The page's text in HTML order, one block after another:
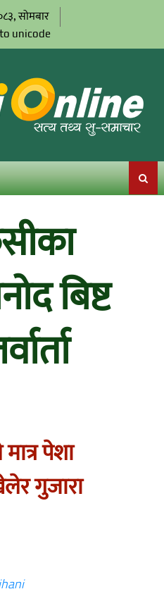
सोमबार
unicode
बिष्ट
पेशा
गुजारा